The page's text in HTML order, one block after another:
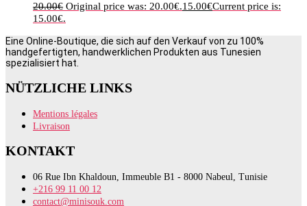
20.00€ Original price was: 20.00€.15.00€Current price is:
15.00€.
Eine Online-Boutique, die sich auf den Verkauf von zu 100%
handgefertigten, handwerklichen Produkten aus Tunesien
spezialisiert hat.
NÜTZLICHE LINKS
Mentions légales
Livraison
KONTAKT
06 Rue Ibn Khaldoun, Immeuble B1 - 8000 Nabeul, Tunisie
+216 99 11 00 12
contact@minisouk.com